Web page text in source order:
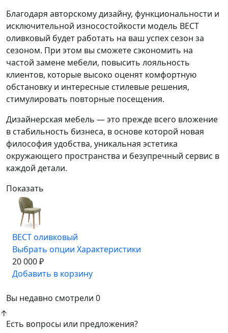
Благодаря авторскому дизайну, функциональности и
исключительной износостойкости модель ВЕСТ
оливковый будет работать на ваш успех сезон за
сезоном. При этом вы сможете сэкономить на
частой замене мебели, повысить лояльность
клиентов, которые высоко оценят комфортную
обстановку и интересные стилевые решения,
стимулировать повторные посещения.
Дизайнерская мебель — это прежде всего вложение
в стабильность бизнеса, в основе которой новая
философия удобства, уникальная эстетика
окружающего пространства и безупречный сервис в
каждой детали.
Показать
ВЕСТ оливковый
Выбрать опции Характеристики
20 000 ₽
Добавить в корзину
Вы недавно смотрели 0
↑
Есть вопросы или предложения?